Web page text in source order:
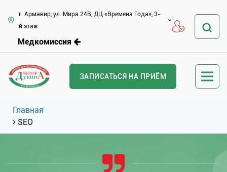
г. Армавир, ул. Мира 24В, ДЦ «Времена Года», 3-
й этаж
Медкомиссия
ЗАПИСАТЬСЯ НА ПРИЁМ
Главная
SEO